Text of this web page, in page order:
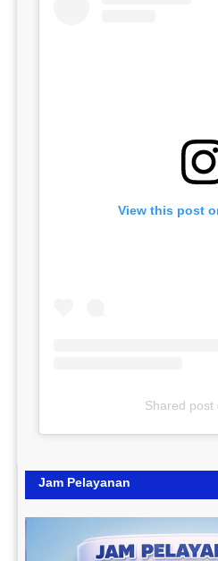
View this post
Shared post
Jam Pelayanan